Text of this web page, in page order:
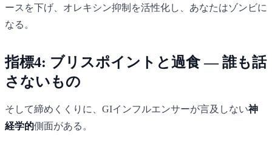
ースを下げ、オレキシン抑制を活性化し、あなたはゾンビに
なる。
指標4: ブリスポイントと過食 — 誰も話
さないもの
そして締めくくりに、GIインフルエンサーが言及しない神
経学的側面がある。